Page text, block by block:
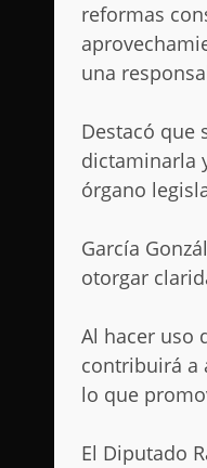
reformas
una
Destacó que
dictaminarla
órgano
García
otorgar
Al hacer uso
contribuirá a
lo que
El Diputado